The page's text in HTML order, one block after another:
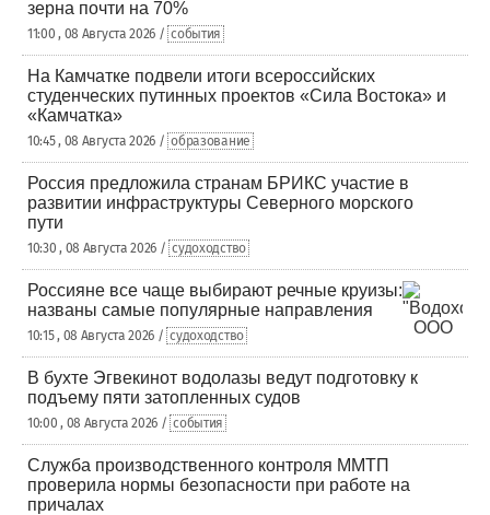
зерна почти на 70%
11:00 , 08 Августа 2026 / события
На Камчатке подвели итоги всероссийских
студенческих путинных проектов «Сила Востока» и
«Камчатка»
10:45 , 08 Августа 2026 / образование
Россия предложила странам БРИКС участие в
развитии инфраструктуры Северного морского
пути
10:30 , 08 Августа 2026 / судоходство
Россияне все чаще выбирают речные круизы:
названы самые популярные направления
10:15 , 08 Августа 2026 / судоходство
В бухте Эгвекинот водолазы ведут подготовку к
подъему пяти затопленных судов
10:00 , 08 Августа 2026 / события
Служба производственного контроля ММТП
проверила нормы безопасности при работе на
причалах